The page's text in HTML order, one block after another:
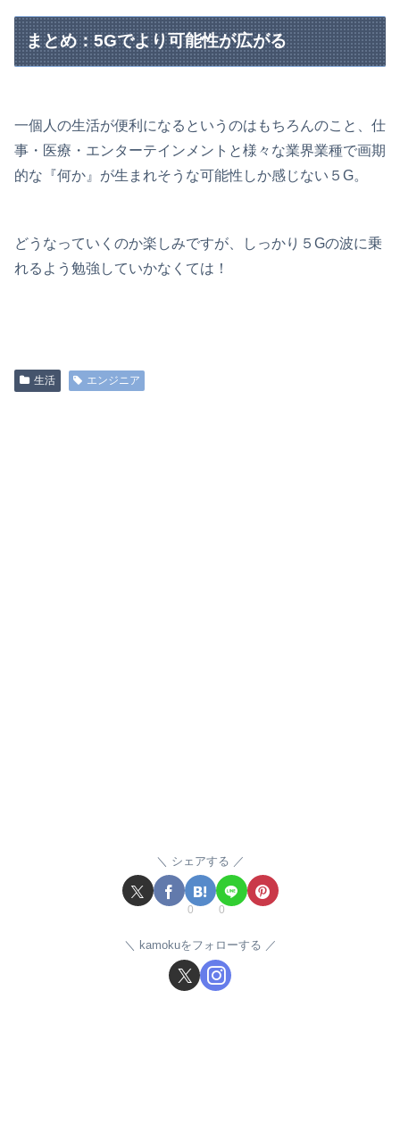
まとめ：5Gでより可能性が広がる
一個人の生活が便利になるというのはもちろんのこと、仕
事・医療・エンターテインメントと様々な業界業種で画期
的な『何か』が生まれそうな可能性しか感じない５G。
どうなっていくのか楽しみですが、しっかり５Gの波に乗
れるよう勉強していかなくては！
生活 エンジニア
シェアする
0 0
kamokuをフォローする